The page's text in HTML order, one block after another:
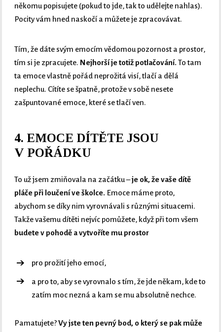
někomu popisujete (pokud to jde, tak to udělejte nahlas).
Pocity vám hned naskočí a můžete je zpracovávat.
Tím, že dáte svým emocím vědomou pozornost a prostor,
tím si je zpracujete. Nejhorší je totiž potlačování. To tam
ta emoce vlastně pořád neprožitá visí, tlačí a dělá
neplechu. Cítíte se špatně, protože v sobě nesete
zašpuntované emoce, které se tlačí ven.
4. EMOCE DÍTĚTE JSOU
V POŘÁDKU
To už jsem zmiňovala na začátku –je ok, že vaše dítě
pláče při loučení ve školce. Emoce máme proto,
abychom se díky nim vyrovnávali s různými situacemi.
Takže vašemu dítěti nejvíc pomůžete, když při tom všem
budete v pohodě a vytvoříte mu prostor
pro prožití jeho emocí,
a pro to, aby se vyrovnalo s tím, že jde někam, kde to
zatím moc nezná a kam se mu absolutně nechce.
Pamatujete?Vy jste ten pevný bod, o který se pak může